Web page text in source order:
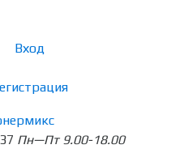
Вход
Пн—Пт 9.00-18.00